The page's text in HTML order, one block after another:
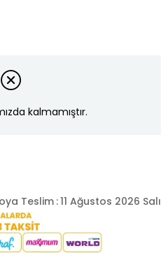
kalmamıştır.
Teslim:11 Ağustos 2026 Salı